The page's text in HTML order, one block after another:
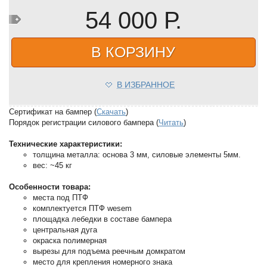
54 000 Р.
В КОРЗИНУ
В ИЗБРАННОЕ
Сертификат на бампер (Скачать)
Порядок регистрации силового бампера (Читать)
Технические характеристики:
толщина металла: основа 3 мм, силовые элементы 5мм.
вес: ~45 кг
Особенности товара:
места под ПТФ
комплектуется ПТФ wesem
площадка лебедки в составе бампера
центральная дуга
окраска полимерная
вырезы для подъема реечным домкратом
место для крепления номерного знака